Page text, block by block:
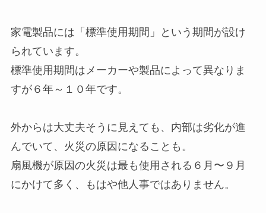
家電製品には「標準使用期間」という期間が設け
られています。
標準使用期間はメーカーや製品によって異なりま
すが６年～１０年です。
外からは大丈夫そうに見えても、内部は劣化が進
んでいて、火災の原因になることも。
扇風機が原因の火災は最も使用される６月〜９月
にかけて多く、もはや他人事ではありません。